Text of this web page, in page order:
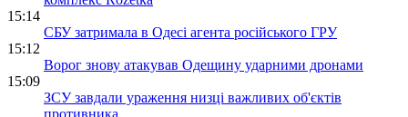
15:14
СБУ затримала в Одесі агента російського ГРУ
15:12
Ворог знову атакував Одещину ударними дронами
15:09
ЗСУ завдали ураження низці важливих об'єктів